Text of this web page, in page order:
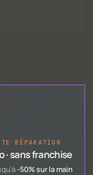
RÉPARATION
· sans franchise
-50% sur la main